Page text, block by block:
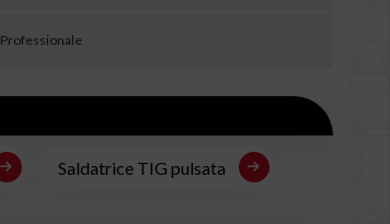
Professionale
Saldatrice TIG pulsata